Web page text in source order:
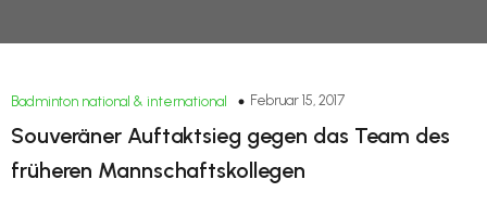
Badminton national & international Februar 15, 2017
Souveräner Auftaktsieg gegen das Team des
früheren Mannschaftskollegen